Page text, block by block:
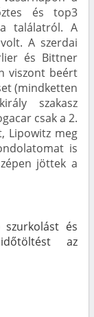
és top3
találatról. A
A szerdai
és Bittner
viszont beért
(mindketten
szakasz
csak a 2.
Lipowitz meg
is
jöttek a
és
az